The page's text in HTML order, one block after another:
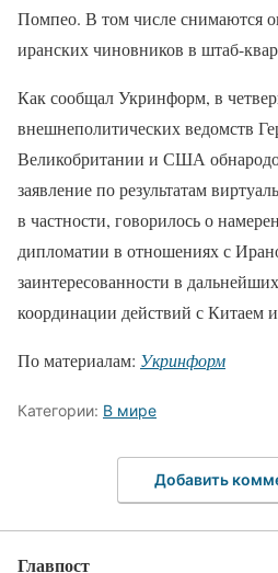
Помпео. В том числе снимаются
иранских чиновников в штаб-
Как сообщал Укринформ, в
внешнеполитических ведомств
Великобритании и США
заявление по результатам
в частности, говорилось о
дипломатии в отношениях с
заинтересованности в
координации действий с Китаем
По материалам: Укринформ
Категории: В мире
Добавить
Главпост